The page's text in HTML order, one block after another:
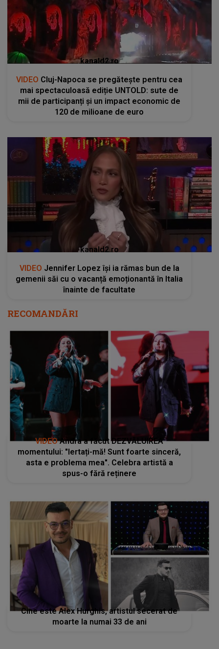
kanald2.ro
VIDEO Cluj-Napoca se pregătește pentru cea
mai spectaculoasă ediție UNTOLD: sute de
mii de participanți și un impact economic de
120 de milioane de euro
kanald2.ro
VIDEO Jennifer Lopez își ia rămas bun de la
gemenii săi cu o vacanță emoționantă în Italia
înainte de facultate
RECOMANDĂRI
VIDEOAndra a făcut DEZVĂLUIREA
momentului: "Iertați-mă! Sunt foarte sinceră,
asta e problema mea". Celebra artistă a
spus-o fără reținere
Cine este Alex Hurghis, artistul secerat de
moarte la numai 33 de ani